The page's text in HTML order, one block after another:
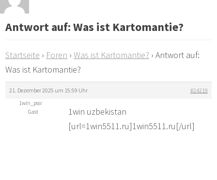
Antwort auf: Was ist Kartomantie?
Startseite › Foren › Was ist Kartomantie? › Antwort auf:
Was ist Kartomantie?
21. Dezember 2025 um 15:59 Uhr
#24219
1win_pssr
Gast
1win uzbekistan
[url=1win5511.ru]1win5511.ru[/url]